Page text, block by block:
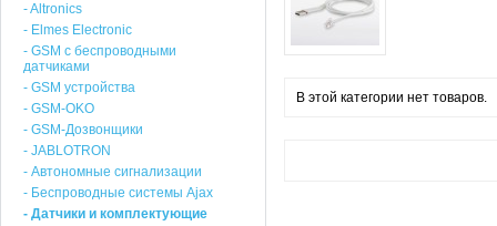
- Altronics
- Elmes Electronic
- GSM с беспроводными
датчиками
- GSM устройства
- GSM-OKO
- GSM-Дозвонщики
- JABLOTRON
- Автономные сигнализации
- Беспроводные системы Ajax
- Датчики и комплектующие
В этой категории нет товаров.